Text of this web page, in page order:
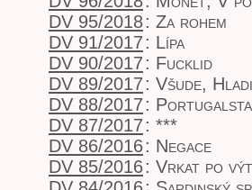
DV 95/2018: Za rohem
DV 91/2017: Lípa
DV 90/2017: Fucklid
DV 89/2017: Všude,
DV 88/2017:
DV 87/2017: ***
DV 86/2016: Negace
DV 85/2016: Vrkat po